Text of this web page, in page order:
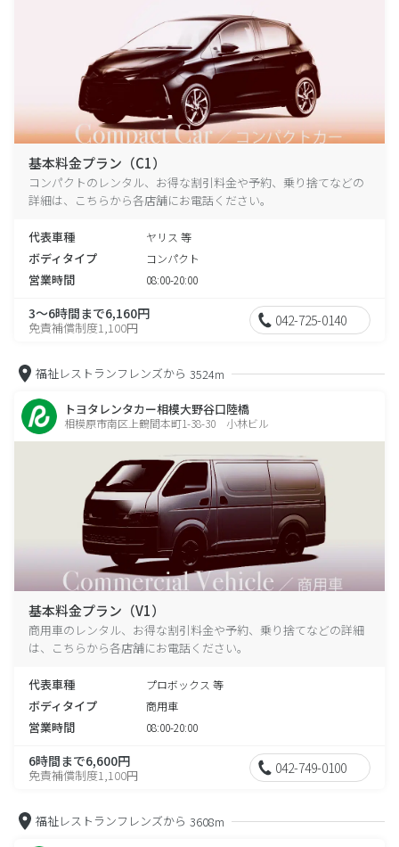
基本料金プラン（C1）
コンパクトのレンタル、お得な割引料金や予約、乗り捨てなどの
詳細は、こちらから各店舗にお電話ください。
代表車種 ヤリス 等
ボディタイプ コンパクト
営業時間 08:00-20:00
3～6時間まで6,160円
免責補償制度1,100円 042-725-0140
福祉レストランフレンズから 3524m
トヨタレンタカー相模大野谷口陸橋
相模原市南区上鶴間本町1-38-30 小林ビル
基本料金プラン（V1）
商用車のレンタル、お得な割引料金や予約、乗り捨てなどの詳細
は、こちらから各店舗にお電話ください。
代表車種 プロボックス 等
ボディタイプ 商用車
営業時間 08:00-20:00
6時間まで6,600円
免責補償制度1,100円 042-749-0100
福祉レストランフレンズから 3608m